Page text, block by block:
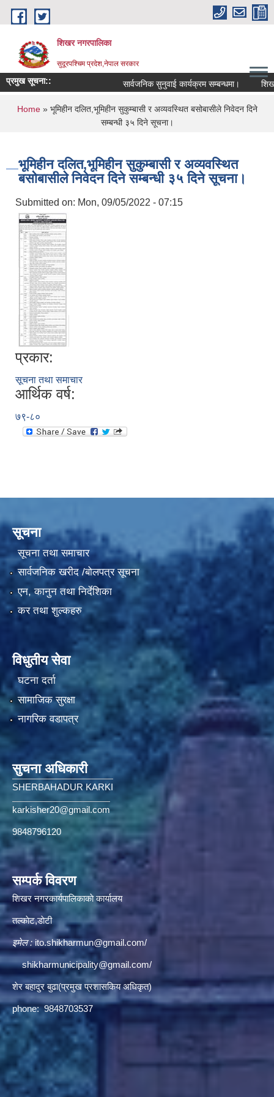
Skip to main content
शिखर नगरपालिका
सुदूरपश्चिम प्रदेश,नेपाल सरकार
प्रमुख सूचना:: सार्वजनिक सुनुवाई कार्यक्रम सम्बन्धमा।
You are here
Home» भूमिहीन दलित,भूमिहीन सुकुम्बासी र अव्यवस्थित बसोबासीले निवेदन दिने
सम्बन्धी ३५ दिने सूचना।
भूमिहीन दलित,भूमिहीन सुकुम्बासी र अव्यवस्थित
बसोबासीले निवेदन दिने सम्बन्धी ३५ दिने सूचना।
Submitted on: Mon, 09/05/2022 - 07:15
प्रकार:
सूचना तथा समाचार
आर्थिक वर्ष:
७९-८०
सूचना
सूचना तथा समाचार
सार्वजनिक खरीद /बोलपत्र सूचना
एन, कानुन तथा निर्देशिका
कर तथा शुल्कहरु
विधुतीय सेवा
घटना दर्ता
सामाजिक सुरक्षा
नागरिक वडापत्र
सुचना अधिकारी
SHERBAHADUR KARKI
karkisher20@gmail.com
9848796120
सम्पर्क विवरण
शिखर नगरकार्यपालिकाकाे कार्यालय
तल्काेट,डाेटी
इमेल :ito.shikharmun@gmail.com/
shikharmunicipality@gmail.com/
शेर बहादुर बुढा(प्रमुख प्रशासकिय अधिकृत)
phone: 9848703537